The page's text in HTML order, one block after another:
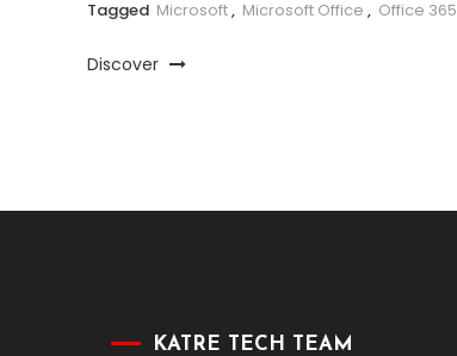
Tagged Microsoft, Microsoft Office , Office 365
Discover
KATRE TECH TEAM